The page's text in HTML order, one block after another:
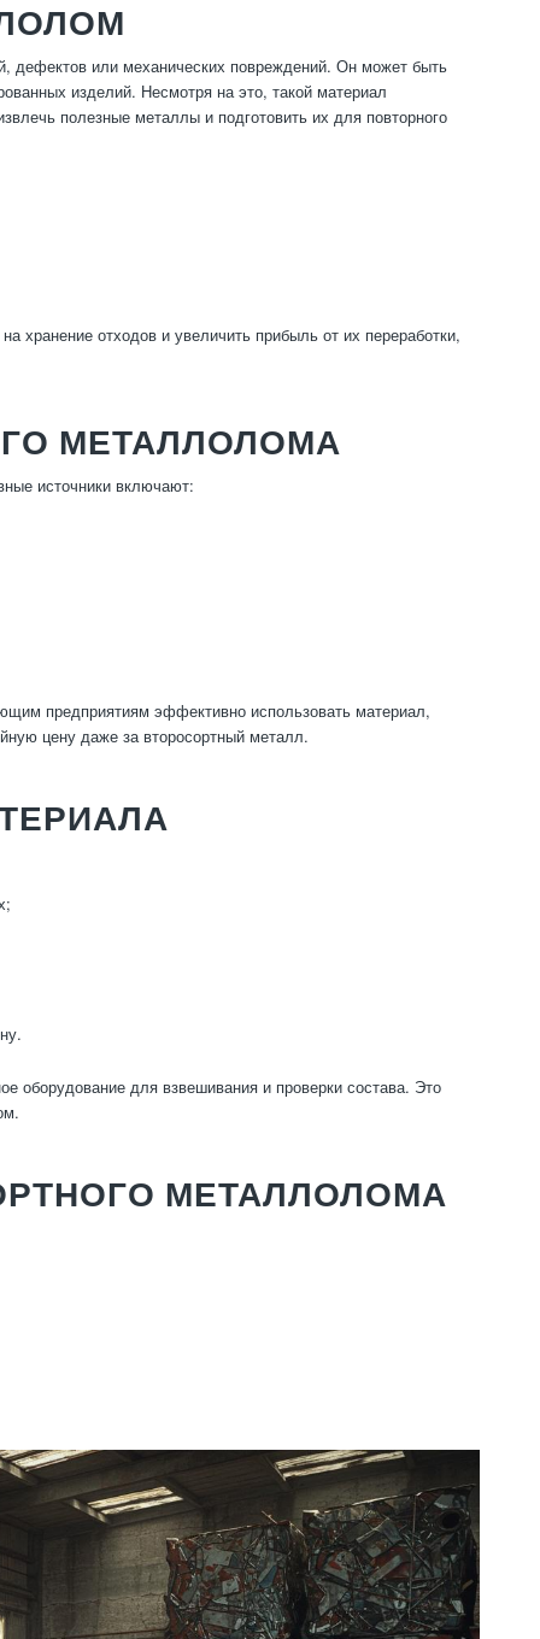
дефектов или механических повреждений. Он может быть
изделий. Несмотря на это, такой материал
полезные металлы и подготовить их для повторного
хранение отходов и увеличить прибыль от их переработки,
МЕТАЛЛОЛОМА
источники включают:
предприятиям эффективно использовать материал,
цену даже за второсортный металл.
оборудование для взвешивания и проверки состава. Это
МЕТАЛЛОЛОМА